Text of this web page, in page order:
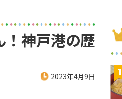
！神戸港の歴
2023年4月9日